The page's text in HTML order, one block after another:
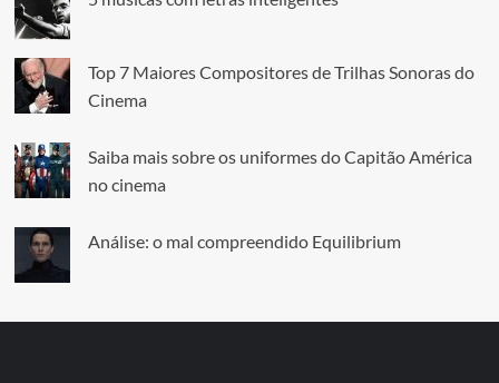
Top 7 Maiores Compositores de Trilhas Sonoras do
Cinema
Saiba mais sobre os uniformes do Capitão América
no cinema
Análise: o mal compreendido Equilibrium